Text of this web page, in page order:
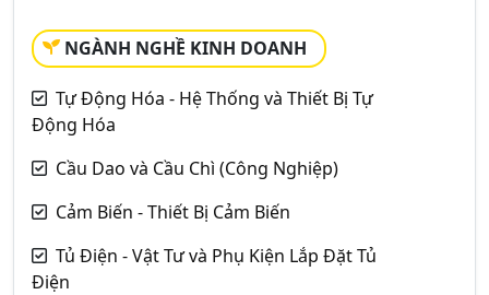
NGÀNH NGHỀ KINH DOANH
Tự Động Hóa - Hệ Thống và Thiết Bị Tự
Động Hóa
Cầu Dao và Cầu Chì (Công Nghiệp)
Cảm Biến - Thiết Bị Cảm Biến
Tủ Điện - Vật Tư và Phụ Kiện Lắp Đặt Tủ
Điện